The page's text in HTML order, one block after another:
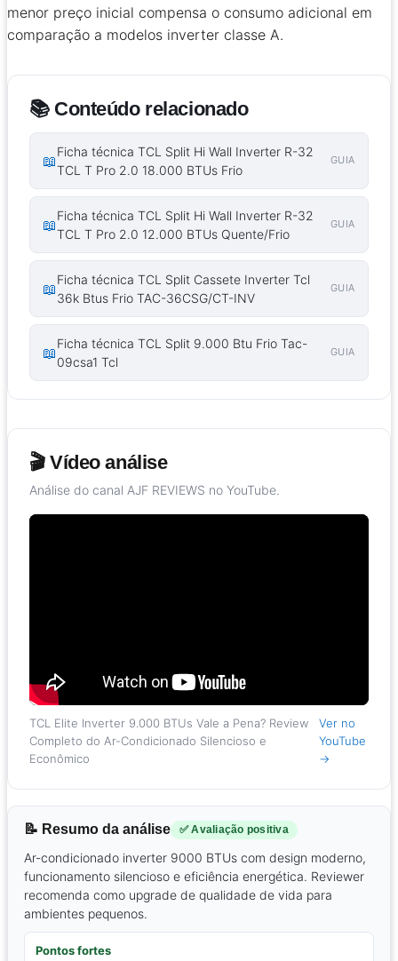
menor preço inicial compensa o consumo adicional em
comparação a modelos inverter classe A.
📚 Conteúdo relacionado
📖
Ficha técnica TCL Split Hi Wall Inverter R-32
TCL T Pro 2.0 18.000 BTUs Frio
GUIA
📖
Ficha técnica TCL Split Hi Wall Inverter R-32
TCL T Pro 2.0 12.000 BTUs Quente/Frio
GUIA
📖
Ficha técnica TCL Split Cassete Inverter Tcl
36k Btus Frio TAC-36CSG/CT-INV
GUIA
📖
Ficha técnica TCL Split 9.000 Btu Frio Tac-
09csa1 Tcl
GUIA
🎬 Vídeo análise
Análise do canal AJF REVIEWS no YouTube.
TCL Elite Inverter 9.000 BTUs Vale a Pena? Review
Completo do Ar-Condicionado Silencioso e
Econômico
Ver no
YouTube
→
📝 Resumo da análise ✅ Avaliação positiva
Ar-condicionado inverter 9000 BTUs com design moderno,
funcionamento silencioso e eficiência energética. Reviewer
recomenda como upgrade de qualidade de vida para
ambientes pequenos.
Pontos fortes